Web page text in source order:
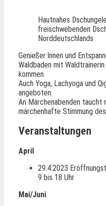
Hautnahes
freischwebenden
Norddeutschlands
Genießer:Innen und
Waldbaden mit
kommen.
Auch Yoga, Lachyoga und
angeboten.
An Märchenabenden taucht
märchenhafte Stimmung
Veranstaltungen
April
29.4.2023
9 bis 18 Uhr
Mai/Juni